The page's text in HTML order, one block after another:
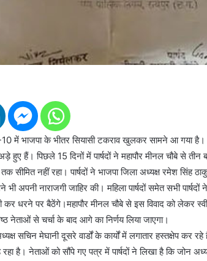
में भाजपा के भीतर सियासी टकराव खुलकर सामने आ गया है।
हुए हैं। पिछले 15 दिनों में पार्षदों ने महापौर मीनल चौबे से
सीमित नहीं रहा। पार्षदों ने भाजपा जिला अध्यक्ष रमेश सिंह
अपनी नाराजगी जाहिर की। महिला पार्षदों समेत सभी
कर धरने पर बैठेंगे।महापौर मीनल चौबे से इस विवाद को लेकर
नेताओं से चर्चा के बाद आगे का निर्णय लिया जाएगा।
सचिन मेघानी दूसरे वार्डों के कार्यों में लगातार हस्तक्षेप कर
है। नेताओं को सौंपे गए पत्र में पार्षदों ने लिखा है कि जोन